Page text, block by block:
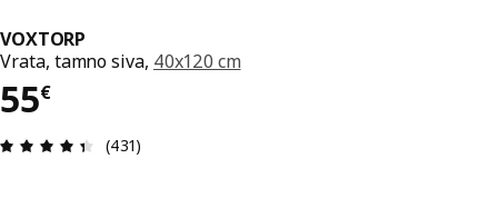
VOXTORP
Vrata, tamno siva, 40x120 cm
55€
Cijena 55€
Ocjena i recenzija: 4.4 od 5 zvjezdica. Ukupno
(431)